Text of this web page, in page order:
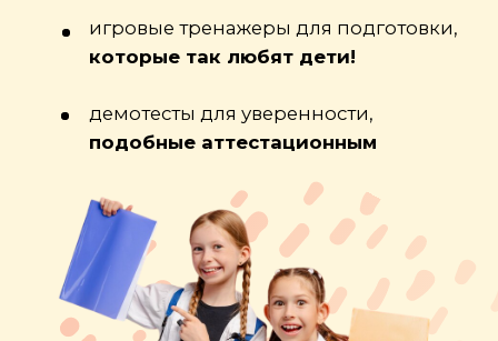
3 ПОПЫТКИ НА СДАЧУ
любой предмет 3 раза на лучшую
оценку!